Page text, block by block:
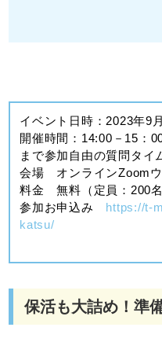
イベント日時：2023年9
開催時間：14:00－15：
まで参加自由の質問タイ
会場 オンラインZoom
料金 無料（定員：200名
参加お申込み https://t-
katsu/
保活も大詰め！準